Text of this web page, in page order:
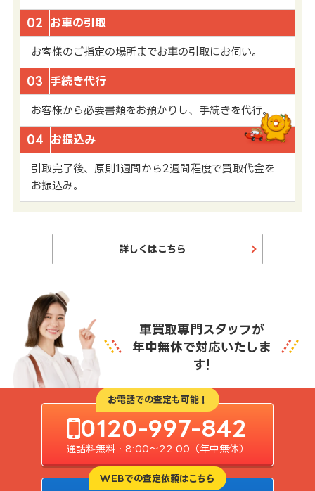
02 お車の引取
お客様のご指定の場所までお車の引取にお伺い。
03 手続き代行
お客様から必要書類をお預かりし、手続きを代行。
04 お振込み
引取完了後、原則1週間から2週間程度で買取代金を
お振込み。
詳しくはこちら
車買取専門スタッフが
年中無休で対応いたしま
す!
お電話での査定も可能！
0120-997-842
通話料無料・8:00〜22:00（年中無休）
WEBでの査定依頼はこちら